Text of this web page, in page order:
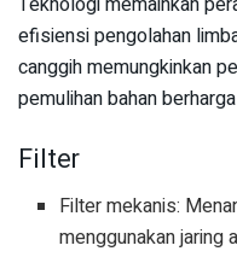
efisiensi pengolahan
canggih memungkinkan
pemulihan bahan
Filter
Filter mekanis:
menggunakan jaring